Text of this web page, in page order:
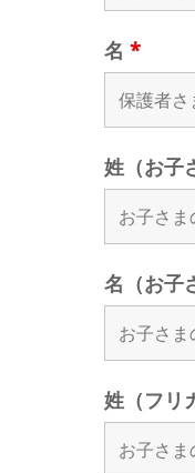
名 *
姓（お子
名（お子
姓（フリ